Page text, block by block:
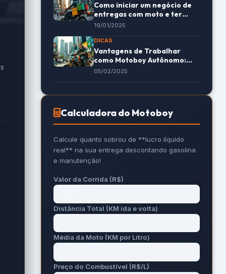
Como iniciar um negócio de
entregas com moto e ter
sucesso rapidamente
19/01/2025
DICAS
Vantagens de Trabalhar
como Motoboy Autônomo:
Liberdade e Renda Extra
05/02/2025
Calculadora do Motoboy
Calcule quanto sobrou de **lucro líquido
real** na sua entrega descontando gasolina
e manutenção!
Valor da Corrida (R$)
Distância Total (KM ida e volta)
Média da Moto (KM por Litro)
Preço do Combustível (R$/L)